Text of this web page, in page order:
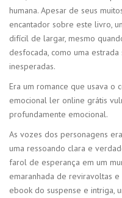
humana. Apesar de seus
encantador sobre este livro,
difícil de largar, mesmo
desfocada, como uma
inesperadas.
Era um romance que usava o
emocional ler online grátis
profundamente emocional.
As vozes dos personagens
uma ressoando clara e
farol de esperança em um
emaranhada de reviravoltas
ebook do suspense e intriga,